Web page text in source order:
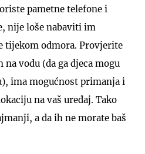
pametne telefone i
nije loše nabaviti im
tijekom odmora. Provjerite
vodu (da ga djeca mogu
ima mogućnost primanja i
na vaš uređaj. Tako
a da ih ne morate baš